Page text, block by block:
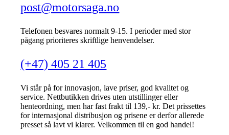
post@motorsaga.no
Telefonen besvares normalt 9-15. I perioder med stor
pågang prioriteres skriftlige henvendelser.
(+47) 405 21 405
Vi står på for innovasjon, lave priser, god kvalitet og
service. Nettbutikken drives uten utstillinger eller
henteordning, men har fast frakt til 139,- kr. Det prissettes
for internasjonal distribusjon og prisene er derfor allerede
presset så lavt vi klarer. Velkommen til en god handel!